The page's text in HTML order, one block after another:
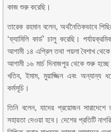
কাজ শুরু করেছি।
তারেক রহমান বলেন, অর্থনৈতিকভাবে
‘ফ্যামিলি কার্ড’ চালু করেছি।
আগামী ১৪ এপ্রিল তথা পয়লা বৈশাখ থেকে
আগামী ১৬ মার্চ দিনাজপুর থেকে শুরু
খতিব, ইমাম, মুয়াজ্জিন এবং অন্যান্য
কর্মসূচি।
তিনি বলেন, যাদের প্রয়োজন সারাদেশে
সহায়তা দেওয়া হবে। দেশের প্রতিটি